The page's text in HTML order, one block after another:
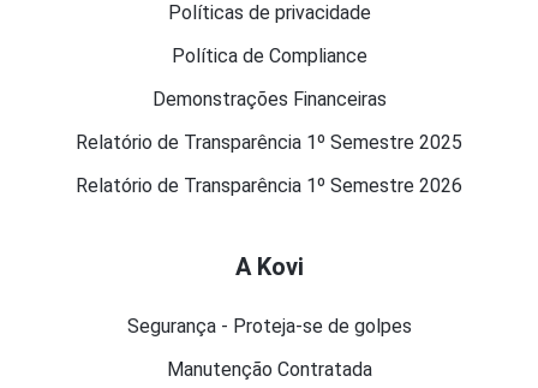
Políticas de privacidade
Política de Compliance
Demonstrações Financeiras
Relatório de Transparência 1º Semestre 2025
Relatório de Transparência 1º Semestre 2026
A Kovi
Segurança - Proteja-se de golpes
Manutenção Contratada